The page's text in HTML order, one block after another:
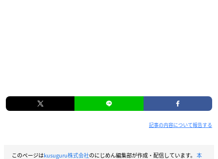
記事の内容について報告する
このページはkusuguru株式会社のにじめん編集部が作成・配信しています。 本